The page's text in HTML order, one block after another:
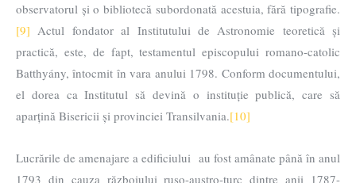
observatorul și o bibliotecă subordonată acestuia, fără tipografie.
[9] Actul fondator al Institutului de Astronomie teoretică și
practică, este, de fapt, testamentul episcopului romano-catolic
Batthyány, întocmit în vara anului 1798. Conform documentului,
el dorea ca Institutul să devină o instituție publică, care să
aparțină Bisericii și provinciei Transilvania.[10]
Lucrările de amenajare a edificiului au fost amânate până în anul
1793 din cauza războiului ruso-austro-turc dintre anii 1787-